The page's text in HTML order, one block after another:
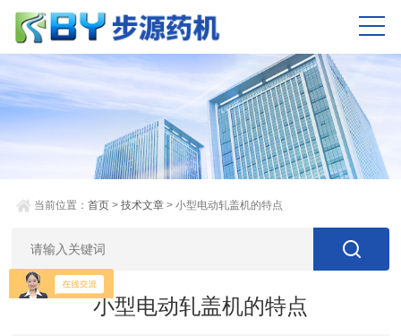
当前位置：首页 >技术文章 > 小型电动轧盖机的特点
小型电动轧盖机的特点